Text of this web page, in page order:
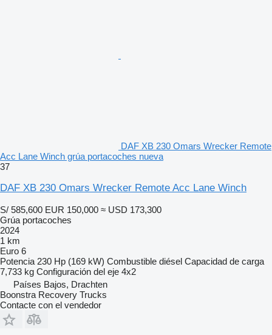
DAF XB 230 Omars Wrecker Remote
Acc Lane Winch grúa portacoches nueva
37
DAF XB 230 Omars Wrecker Remote Acc Lane Winch
S/ 585,600 EUR 150,000 ≈ USD 173,300
Grúa portacoches
2024
1 km
Euro 6
Potencia 230 Hp (169 kW) Combustible diésel Capacidad de carga
7,733 kg Configuración del eje 4x2
Países Bajos, Drachten
Boonstra Recovery Trucks
Contacte con el vendedor